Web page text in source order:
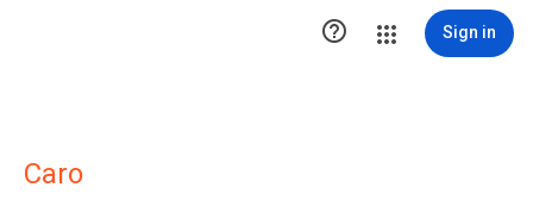
 Sign in
Caro